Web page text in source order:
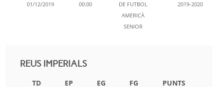
01/12/2019 00:00
DE FUTBOL
AMERICÀ
SENIOR
2019-2020
REUS IMPERIALS
TD EP EG FG
PUNTS